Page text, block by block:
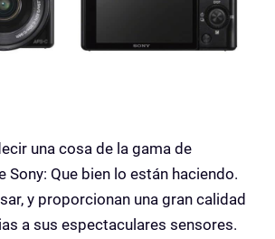
una cosa de la gama de
Sony: Que bien lo están haciendo.
y proporcionan una gran calidad
a sus espectaculares sensores.